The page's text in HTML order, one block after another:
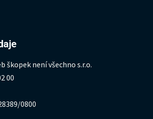
škopek není všechno s.r.o.
00
0800